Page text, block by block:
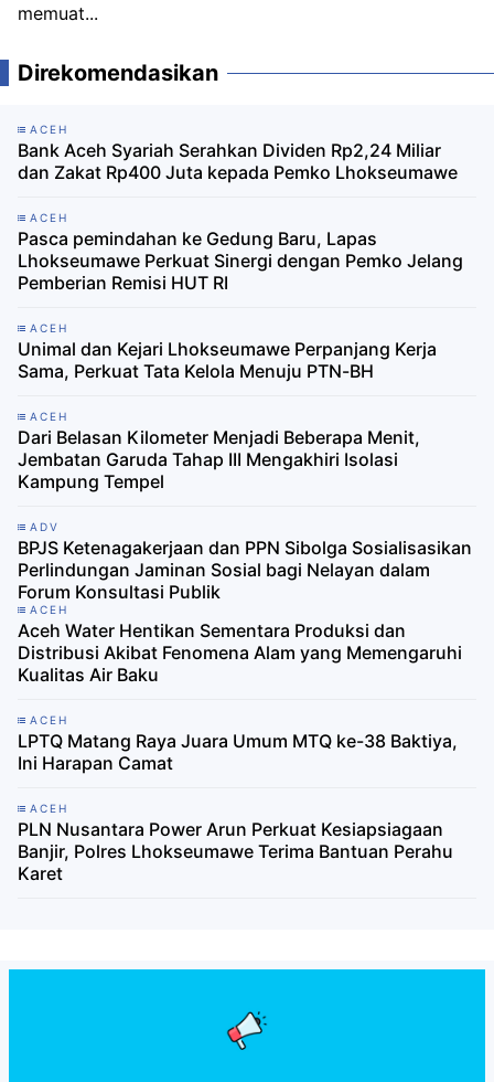
memuat...
Direkomendasikan
ACEH
Bank Aceh Syariah Serahkan Dividen Rp2,24 Miliar
dan Zakat Rp400 Juta kepada Pemko Lhokseumawe
ACEH
Pasca pemindahan ke Gedung Baru, Lapas
Lhokseumawe Perkuat Sinergi dengan Pemko Jelang
Pemberian Remisi HUT RI
ACEH
Unimal dan Kejari Lhokseumawe Perpanjang Kerja
Sama, Perkuat Tata Kelola Menuju PTN-BH
ACEH
Dari Belasan Kilometer Menjadi Beberapa Menit,
Jembatan Garuda Tahap III Mengakhiri Isolasi
Kampung Tempel
ADV
BPJS Ketenagakerjaan dan PPN Sibolga Sosialisasikan
Perlindungan Jaminan Sosial bagi Nelayan dalam
Forum Konsultasi Publik
ACEH
Aceh Water Hentikan Sementara Produksi dan
Distribusi Akibat Fenomena Alam yang Memengaruhi
Kualitas Air Baku
ACEH
LPTQ Matang Raya Juara Umum MTQ ke-38 Baktiya,
Ini Harapan Camat
ACEH
PLN Nusantara Power Arun Perkuat Kesiapsiagaan
Banjir, Polres Lhokseumawe Terima Bantuan Perahu
Karet